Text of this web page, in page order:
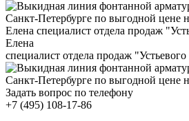
Елена
специалист отдела продаж
+7 (495) 108-17-86